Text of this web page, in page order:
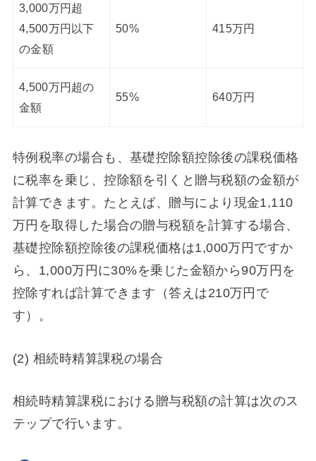
3,000万円超
4,500万円以下
の金額
50% 415万円
4,500万円超の
金額
55% 640万円
特例税率の場合も、基礎控除額控除後の課税価格
に税率を乗じ、控除額を引くと贈与税額の金額が
計算できます。たとえば、贈与により現金1,110
万円を取得した場合の贈与税額を計算する場合、
基礎控除額控除後の課税価格は1,000万円ですか
ら、1,000万円に30%を乗じた金額から90万円を
控除すれば計算できます（答えは210万円で
す）。
(2) 相続時精算課税の場合
相続時精算課税における贈与税額の計算は次のス
テップで行います。